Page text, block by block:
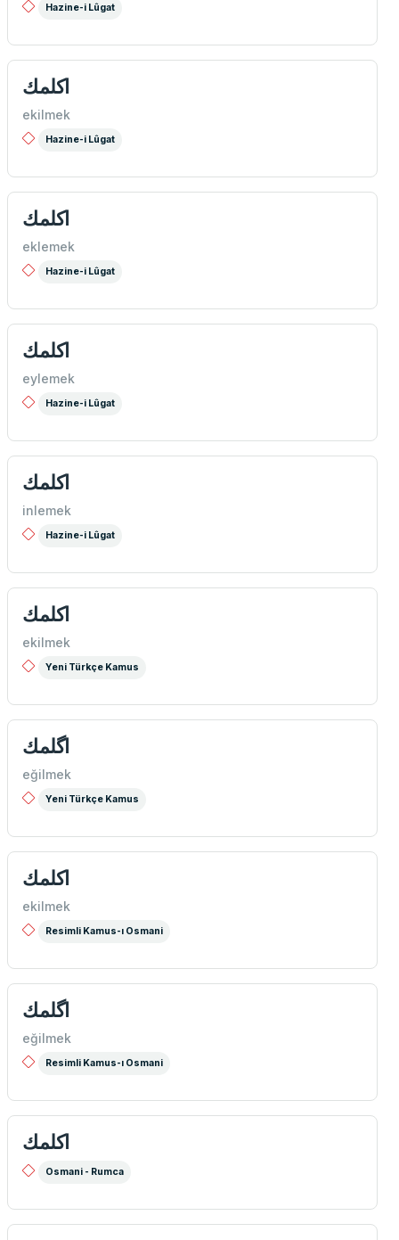
Hazine-i Lûgat
اكلمك
ekilmek
Hazine-i Lûgat
اكلمك
eklemek
Hazine-i Lûgat
اكلمك
eylemek
Hazine-i Lûgat
اكلمك
inlemek
Hazine-i Lûgat
اكلمك
ekilmek
Yeni Türkçe Kamus
اگلمك
eğilmek
Yeni Türkçe Kamus
اكلمك
ekilmek
Resimli Kamus-ı Osmani
اگلمك
eğilmek
Resimli Kamus-ı Osmani
اكلمك
Osmani - Rumca